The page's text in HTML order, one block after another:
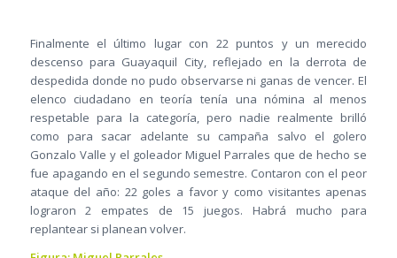
Finalmente el último lugar con 22 puntos y un merecido
descenso para Guayaquil City, reflejado en la derrota de
despedida donde no pudo observarse ni ganas de vencer. El
elenco ciudadano en teoría tenía una nómina al menos
respetable para la categoría, pero nadie realmente brilló
como para sacar adelante su campaña salvo el golero
Gonzalo Valle y el goleador Miguel Parrales que de hecho se
fue apagando en el segundo semestre. Contaron con el peor
ataque del año: 22 goles a favor y como visitantes apenas
lograron 2 empates de 15 juegos. Habrá mucho para
replantear si planean volver.